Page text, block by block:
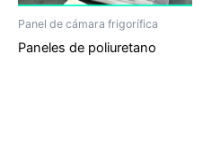
Panel de cámara frigorífica
Paneles de poliuretano